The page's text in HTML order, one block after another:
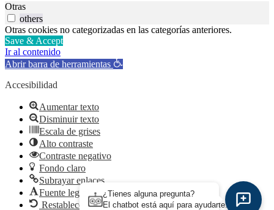
Otras
others
Otras cookies no categorizadas en las categorías anteriores.
Save & Accept
Ir al contenido
Abrir barra de herramientas
Accesibilidad
Aumentar texto
Disminuir texto
Escala de grises
Alto contraste
Contraste negativo
Fondo claro
Subrayar enlaces
Fuente legible
Restablecer
¿Tienes alguna pregunta?
El chatbot está aquí para ayudarte.